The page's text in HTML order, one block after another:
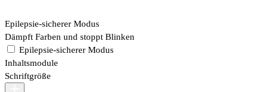
Epilepsie-sicherer Modus
Dämpft Farben und stoppt Blinken
Epilepsie-sicherer Modus
Inhaltsmodule
Schriftgröße